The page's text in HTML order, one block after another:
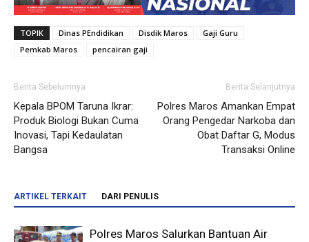
TOPIK Dinas PEndidikan Disdik Maros
Gaji Guru
Pemkab Maros
pencairan gaji
Berita Sebelumnya
Kepala BPOM Taruna Ikrar:
Produk Biologi Bukan Cuma
Inovasi, Tapi Kedaulatan
Bangsa
Berita Selanjutnya
Polres Maros Amankan Empat
Orang Pengedar Narkoba dan
Obat Daftar G, Modus
Transaksi Online
ARTIKEL TERKAIT DARI PENULIS
Polres Maros Salurkan Bantuan Air